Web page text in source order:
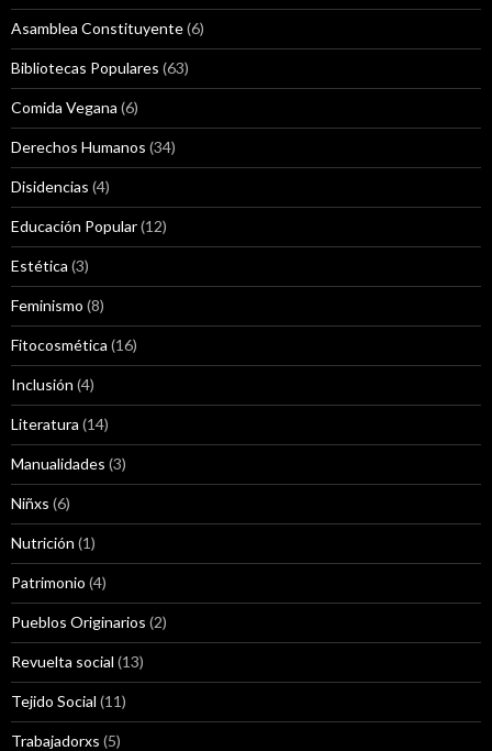
Asamblea Constituyente(6)
Bibliotecas Populares (63)
Comida Vegana (6)
Derechos Humanos (34)
Disidencias (4)
Educación Popular(12)
Estética (3)
Feminismo (8)
Fitocosmética (16)
Inclusión (4)
Literatura (14)
Manualidades (3)
Niñxs (6)
Nutrición (1)
Patrimonio (4)
Pueblos Originarios (2)
Revuelta social (13)
Tejido Social (11)
Trabajadorxs (5)